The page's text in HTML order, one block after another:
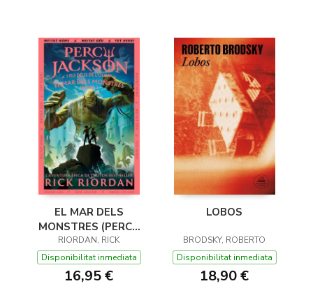
EL MAR DELS
MONSTRES (PERCY
JACKSON I ELS DÉUS
DE L'OLIMP 2)
RIORDAN, RICK
Disponibilitat inmediata
16,95 €
LOBOS
BRODSKY, ROBERTO
Disponibilitat inmediata
18,90 €